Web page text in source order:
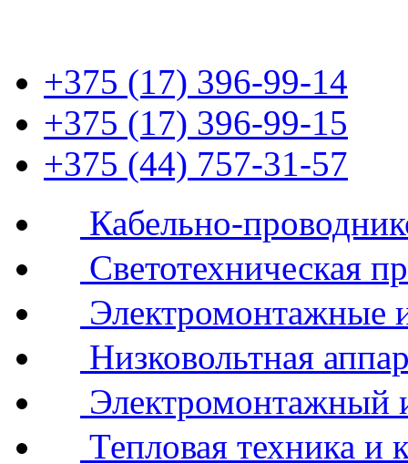
+375 (17) 396-99-14
+375 (17) 396-99-15
+375 (44) 757-31-57
Кабельно-
Светотехническая
Электромонтажные
Низковольтная
Электромонтажный
Тепловая техника и